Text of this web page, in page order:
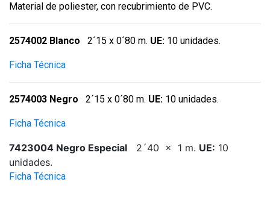
Material de poliester, con recubrimiento de PVC.
2574002 Blanco 2´15 x 0´80 m. UE: 10 unidades.
Ficha Técnica
2574003 Negro 2´15 x 0´80 m. UE: 10 unidades.
Ficha Técnica
7423004 Negro Especial 2´40 x 1 m. UE: 10
unidades.
Ficha Técnica